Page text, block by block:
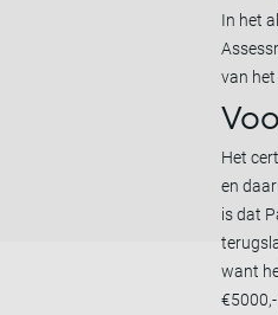
In het
van het
Het
en
is dat
want